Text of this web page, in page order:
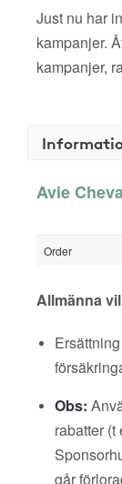
Just nu har
kampanjer.
kampanjer,
Avie
Order
Allmänna
Obs:
rabatter (t
går